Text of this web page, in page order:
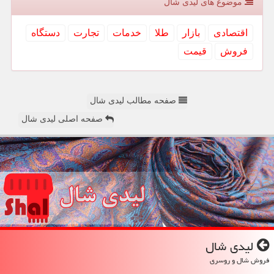
موضوع های لیدی شال
اقتصادی بازار طلا خدمات تجارت
دستگاه
فروش
قیمت
صفحه مطالب لیدی شال
صفحه اصلی لیدی شال
لیدی شال
فروش شال و روسری